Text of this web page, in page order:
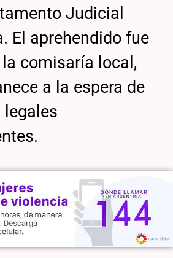
Judicial
El aprehendido fue
comisaría local,
a la espera de
legales